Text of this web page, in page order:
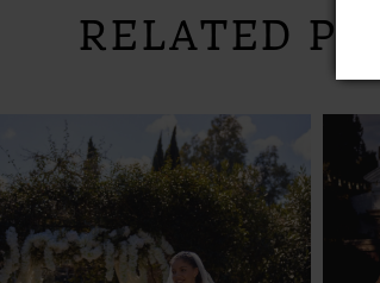
RELATED
Products
Carousel
to
end
1
3